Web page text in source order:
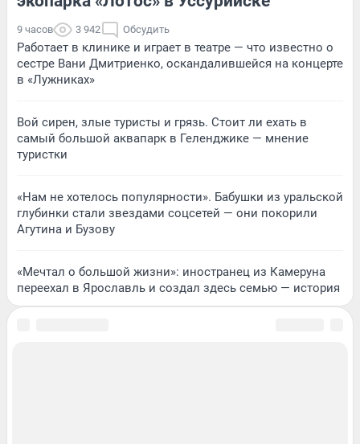
9 часов 3 942 Обсудить
Работает в клинике и играет в театре — что известно о
сестре Вани Дмитриенко, оскандалившейся на концерте
в «Лужниках»
Вой сирен, злые туристы и грязь. Стоит ли ехать в
самый большой аквапарк в Геленджике — мнение
туристки
«Нам не хотелось популярности». Бабушки из уральской
глубинки стали звездами соцсетей — они покорили
Агутина и Бузову
«Мечтал о большой жизни»: иностранец из Камеруна
переехал в Ярославль и создал здесь семью — история